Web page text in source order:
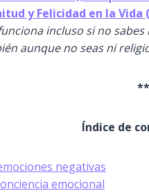
y Felicidad en la
incluso si no
aunque no seas ni
Índice de
negativas
emocional